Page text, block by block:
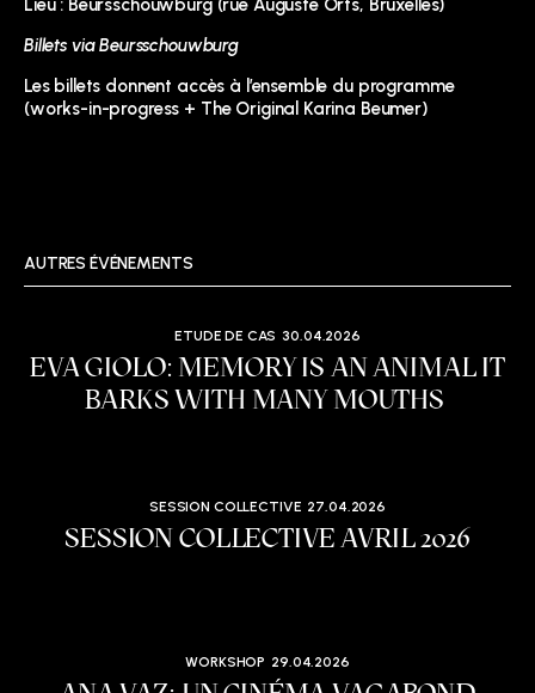
Lieu : Beursschouwburg (rue Auguste Orts, Bruxelles)
Billets via Beursschouwburg
Les billets donnent accès à l’ensemble du programme
(works-in-progress + The Original Karina Beumer)
AUTRES ÉVÉNEMENTS
ETUDE DE CAS 30.04.2026
EVA GIOLO: MEMORY IS AN ANIMAL IT
BARKS WITH MANY MOUTHS
SESSION COLLECTIVE 27.04.2026
SESSION COLLECTIVE AVRIL 2026
WORKSHOP 29.04.2026